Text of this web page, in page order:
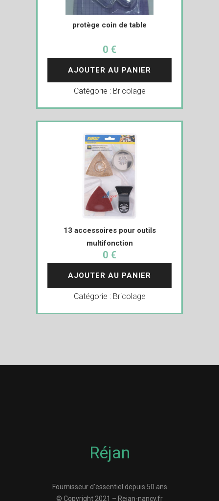
protège coin de table
0 €
AJOUTER AU PANIER
Catégorie : Bricolage
13 accessoires pour outils
multifonction
0 €
AJOUTER AU PANIER
Catégorie : Bricolage
Réjan
Fournisseur d’essentiel depuis 50 ans
© Copyright 2021 – Rejan-nancy.fr